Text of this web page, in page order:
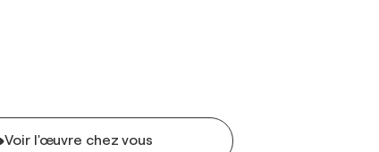
Voir l'œuvre chez vous